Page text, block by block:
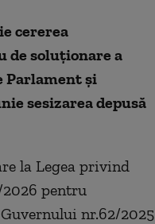
cererea
de soluţionare a
şi
sesizarea depusă
la Legea privind
pentru
nr.62/2025